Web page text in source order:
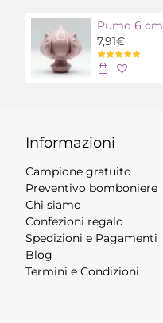
Pumo 6 cm
7,91€
Informazioni
Campione gratuito
Preventivo bomboniere
Chi siamo
Confezioni regalo
Spedizioni e Pagamenti
Blog
Termini e Condizioni